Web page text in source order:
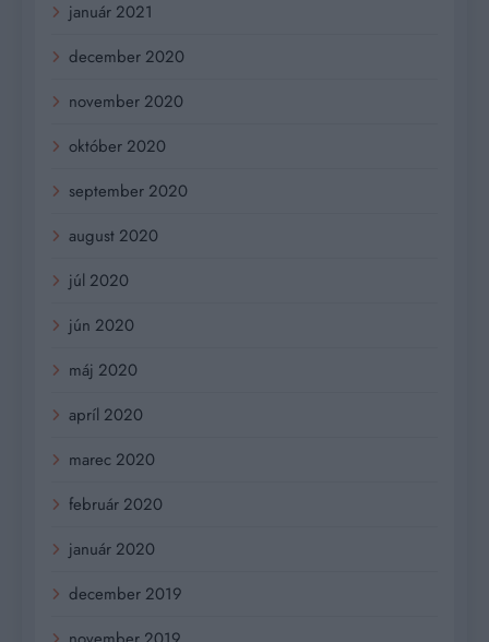
január 2021
december 2020
november 2020
október 2020
september 2020
august 2020
júl 2020
jún 2020
máj 2020
apríl 2020
marec 2020
február 2020
január 2020
december 2019